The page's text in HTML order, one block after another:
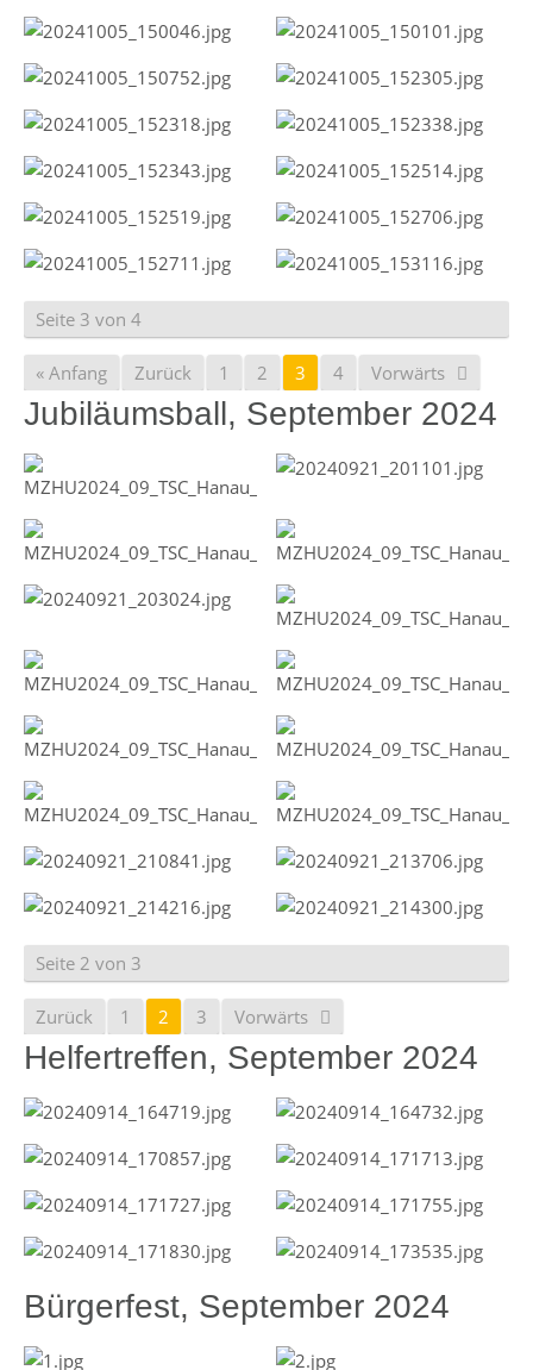
Seite 3 von 4
« Anfang Zurück 1 2 3 4 Vorwärts
Jubiläumsball, September 2024
Seite 2 von 3
Zurück 1 2 3 Vorwärts
Helfertreffen, September 2024
Bürgerfest, September 2024